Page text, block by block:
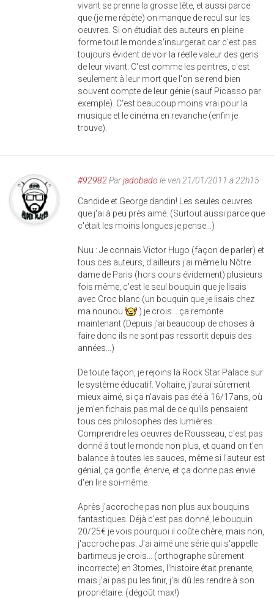
vivant se prenne la grosse tête, et aussi parce
que (je me répète) on manque de recul sur les
oeuvres. Si on étudiait des auteurs en pleine
forme tout le monde s'insurgerait car c'est pas
toujours évident de voir la réelle valeur des gens
de leur vivant. C'est comme les peintres, c'est
seulement à leur mort que l'on se rend bien
souvent compte de leur génie (sauf Picasso par
exemple). C'est beaucoup moins vrai pour la
musique et le cinéma en revanche (enfin je
trouve).
#92982 Parjadobado le ven 21/01/2011 à 22h15
Candide et George dandin! Les seules oeuvres
que j'ai à peu près aimé. (Surtout aussi parce que
c'était les moins longues je pense...)
Nuu : Je connais Victor Hugo (façon de parler) et
tous ces auteurs, d'ailleurs j'ai même lu Nôtre
dame de Paris (hors cours évidement) plusieurs
fois même, c'est le seul bouquin que je lisais
avec Croc blanc (un bouquin que je lisais chez
ma nounou
) je crois... ça remonte
maintenant (Depuis j'ai beaucoup de choses à
faire donc ils ne sont pas ressortit depuis des
années...)
De toute façon, je rejoins la Rock Star Palace sur
le système éducatif. Voltaire, j'aurai sûrement
mieux aimé, si ça n'avais pas été à 16/17ans, où
je m'en fichais pas mal de ce qu'ils pensaient
tous ces philosophes des lumières...
Comprendre les oeuvres de Rousseau, c'est pas
donné à tout le monde non plus, et quand on t'en
balance à toutes les sauces, même si l'auteur est
génial, ça gonfle, énerve, et ça donne pas envie
d'en lire soi-même.
Après j'accroche pas non plus aux bouquins
fantastiques. Déjà c'est pas donné, le bouquin
20/25€ je vois pourquoi il coûte chère, mais non,
j'accroche pas. J'ai aimé une série qui s'appelle
bartimeus je crois... (orthographe sûrement
incorrecte) en 3tomes, l'histoire était prenante,
mais j'ai pas pu les finir, j'ai dû les rendre à son
propriétaire. (dégoût max!)